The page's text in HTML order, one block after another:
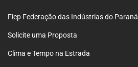
Fiep Federação das Indústrias do Paraná
Solicite uma Proposta
Clima e Tempo na Estrada